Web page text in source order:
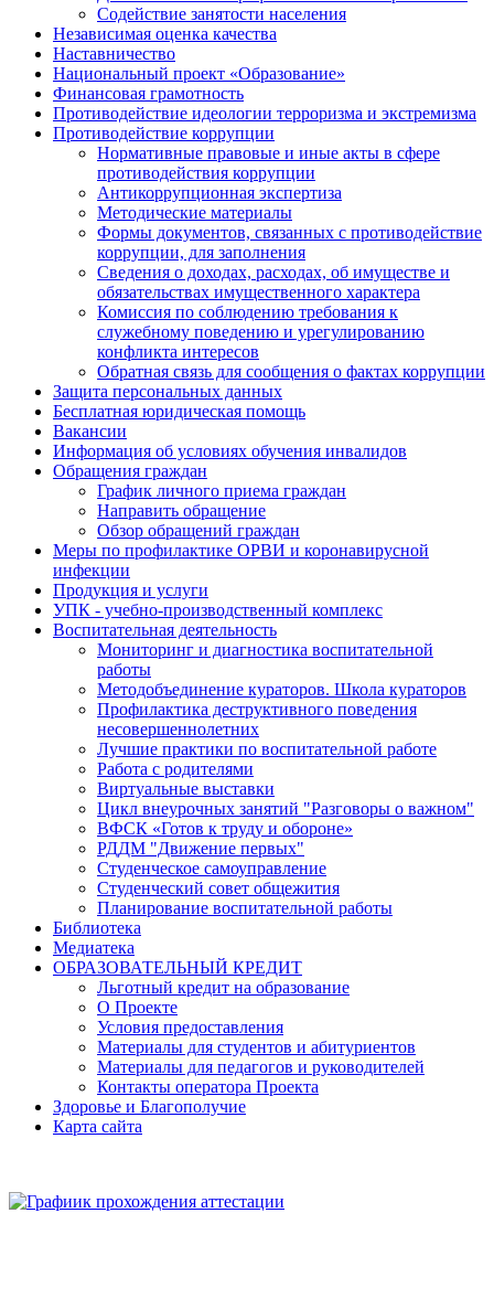
Содействие занятости населения
Независимая оценка качества
Наставничество
Национальный проект «Образование»
Финансовая грамотность
Противодействие идеологии терроризма и экстремизма
Противодействие коррупции
Нормативные правовые и иные акты в сфере
противодействия коррупции
Антикоррупционная экспертиза
Методические материалы
Формы документов, связанных с противодействие
коррупции, для заполнения
Сведения о доходах, расходах, об имуществе и
обязательствах имущественного характера
Комиссия по соблюдению требования к
служебному поведению и урегулированию
конфликта интересов
Обратная связь для сообщения о фактах коррупции
Защита персональных данных
Бесплатная юридическая помощь
Вакансии
Информация об условиях обучения инвалидов
Обращения граждан
График личного приема граждан
Направить обращение
Обзор обращений граждан
Меры по профилактике ОРВИ и коронавирусной
инфекции
Продукция и услуги
УПК - учебно-производственный комплекс
Воспитательная деятельность
Мониторинг и диагностика воспитательной
работы
Методобъединение кураторов. Школа кураторов
Профилактика деструктивного поведения
несовершеннолетних
Лучшие практики по воспитательной работе
Работа с родителями
Виртуальные выставки
Цикл внеурочных занятий "Разговоры о важном"
ВФСК «Готов к труду и обороне»
РДДМ "Движение первых"
Студенческое самоуправление
Студенческий совет общежития
Планирование воспитательной работы
Библиотека
Медиатека
ОБРАЗОВАТЕЛЬНЫЙ КРЕДИТ
Льготный кредит на образование
О Проекте
Условия предоставления
Материалы для студентов и абитуриентов
Материалы для педагогов и руководителей
Контакты оператора Проекта
Здоровье и Благополучие
Карта сайта